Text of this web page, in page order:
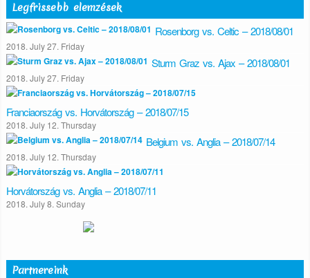
Legfrissebb elemzések
Rosenborg vs. Celtic – 2018/08/01
2018. July 27. Friday
Sturm Graz vs. Ajax – 2018/08/01
2018. July 27. Friday
Franciaország vs. Horvátország – 2018/07/15
2018. July 12. Thursday
Belgium vs. Anglia – 2018/07/14
2018. July 12. Thursday
Horvátország vs. Anglia – 2018/07/11
2018. July 8. Sunday
Partnereink